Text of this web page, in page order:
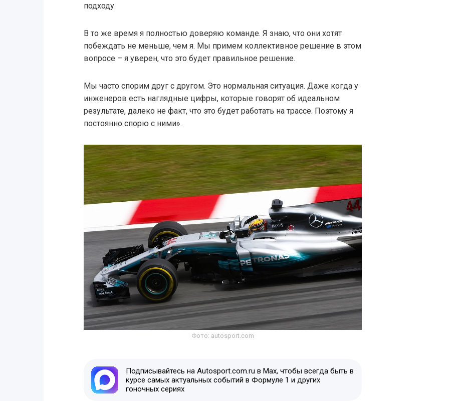
подходу.
В то же время я полностью доверяю команде. Я знаю, что они хотят
побеждать не меньше, чем я. Мы примем коллективное решение в этом
вопросе – я уверен, что это будет правильное решение.
Мы часто спорим друг с другом. Это нормальная ситуация. Даже когда у
инженеров есть наглядные цифры, которые говорят об идеальном
результате, далеко не факт, что это будет работать на трассе. Поэтому я
постоянно спорю с ними».
Фото: autosport.com
Подписывайтесь на Autosport.com.ru в Max, чтобы всегда быть в
курсе самых актуальных событий в Формуле 1 и других
гоночных сериях